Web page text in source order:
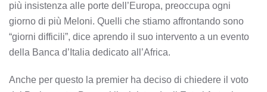
più insistenza alle porte dell’Europa, preoccupa ogni
giorno di più Meloni. Quelli che stiamo affrontando sono
“giorni difficili”, dice aprendo il suo intervento a un evento
della Banca d’Italia dedicato all’Africa.
Anche per questo la premier ha deciso di chiedere il voto